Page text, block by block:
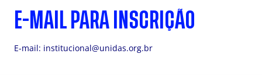
E-MAIL PARA INSCRIÇÃO
E-mail: institucional@unidas.org.br